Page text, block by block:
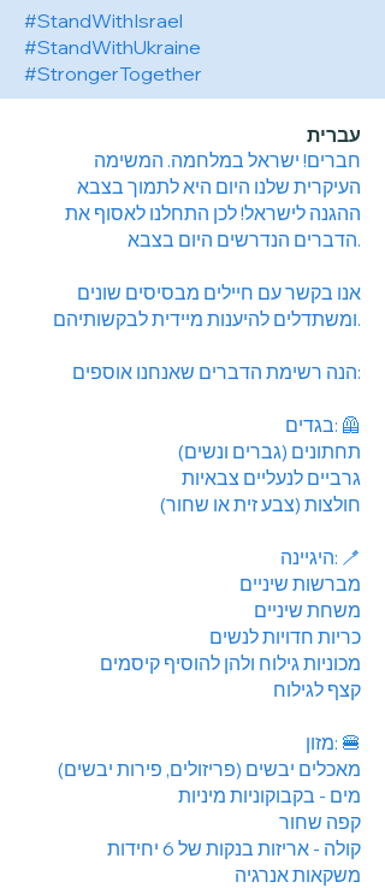
#StandWithIsrael
#StandWithUkraine
#StrongerTogether
עברית
חברים! ישראל במלחמה. המשימה
העיקרית שלנו היום היא לתמוך בצבא
ההגנה לישראל! לכן התחלנו לאסוף את
הדברים הנדרשים היום בצבא.
אנו בקשר עם חיילים מבסיסים שונים
ומשתדלים להיענות מיידית לבקשותיהם.
הנה רשימת הדברים שאנחנו אוספים:
בגדים: 🦺
תחתונים (גברים ונשים)
גרביים לנעליים צבאיות
חולצות (צבע זית או שחור)
היגיינה: 🪥
מברשות שיניים
משחת שיניים
כריות חדויות לנשים
מכוניות גילוח ולהן להוסיף קיסמים
קצף לגילוח
מזון: 🍔
מאכלים יבשים (פריזולים, פירות יבשים)
מים - בקבוקוניות מיניות
קפה שחור
קולה - אריזות בנקות של 6 יחידות
משקאות אנרגיה